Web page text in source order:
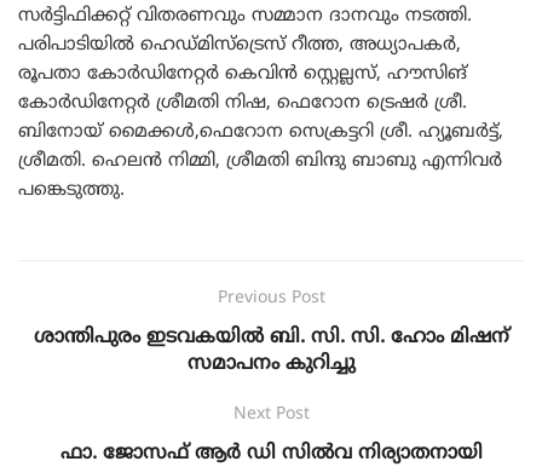
സർട്ടിഫിക്കറ്റ് വിതരണവും സമ്മാന ദാനവും നടത്തി.
പരിപാടിയിൽ ഹെഡ്മിസ്‌ട്രെസ് റീത്ത, അധ്യാപകർ,
രൂപതാ കോർഡിനേറ്റർ കെവിൻ സ്റ്റെല്ലസ്, ഹൗസിങ്
കോർഡിനേറ്റർ ശ്രീമതി നിഷ, ഫെറോന ട്രെഷർ ശ്രീ.
ബിനോയ്‌ മൈക്കൾ,ഫെറോന സെക്രട്ടറി ശ്രീ. ഹ്യൂബർട്ട്,
ശ്രീമതി. ഹെലൻ നിമ്മി, ശ്രീമതി ബിന്ദു ബാബു എന്നിവർ
പങ്കെടുത്തു.
Previous Post
ശാന്തിപുരം ഇടവകയിൽ ബി. സി. സി. ഹോം മിഷന്
സമാപനം കുറിച്ചു
Next Post
ഫാ. ജോസഫ് ആർ ഡി സിൽവ നിര്യാതനായി